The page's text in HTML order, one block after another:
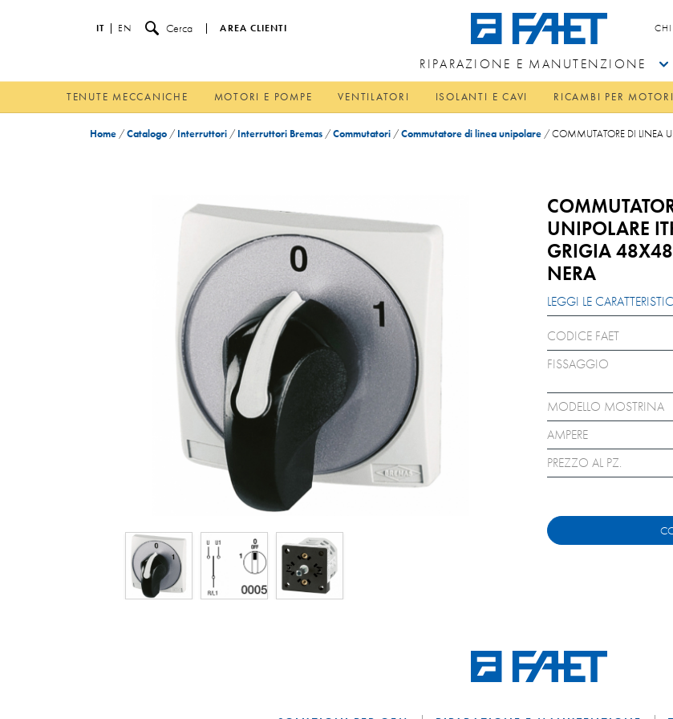
IT EN Cerca AREA CLIENTI
RIPARAZIONE E MANUTENZIONE
TENUTE MECCANICHE MOTORI E POMPE VENTILATORI ISOLANTI E CAVI RICAMBI PER
Home /Catalogo / Interruttori / Interruttori Bremas /Commutatori /Commutatore di linea unipolare /COMMUTATORE DI LINEA
UNIPOLARE
GRIGIA
NERA
LEGGI LE
CODICE FAET
FISSAGGIO
MODELLO MOSTRINA
AMPERE
PREZZO AL PZ.